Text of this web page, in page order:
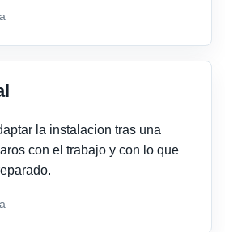
la instalacion tras una
con el trabajo y con lo que